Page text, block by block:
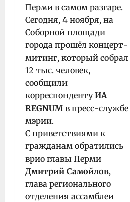
Перми в самом разгаре.
Сегодня, 4 ноября, на
Соборной площади
города прошёл концерт-
митинг, который собрал
12 тыс. человек,
сообщили
корреспондентуИА
REGNUM в пресс-службе
мэрии.
С приветствиями к
гражданам обратились
врио главы Перми
Дмитрий Самойлов,
глава регионального
отделения ассамблеи